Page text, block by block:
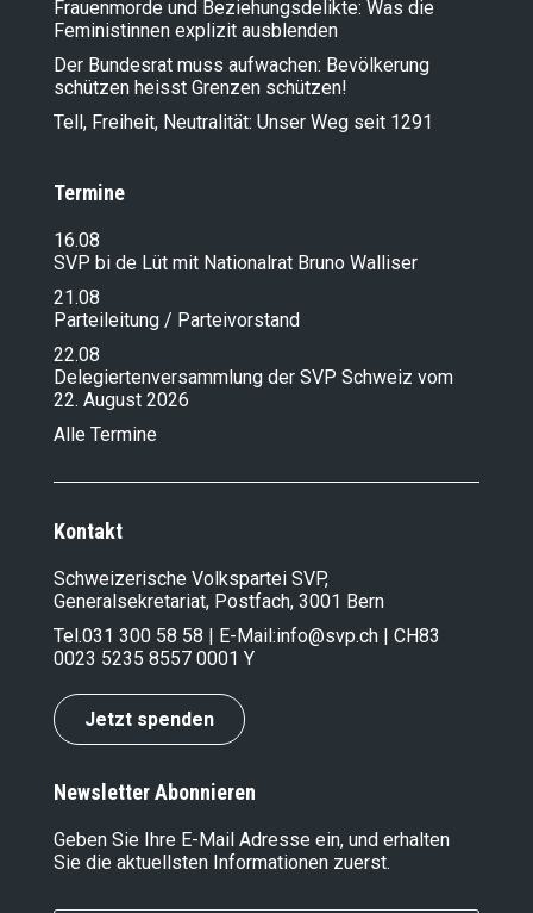
Frauenmorde und Beziehungsdelikte: Was die
Feministinnen explizit ausblenden
Der Bundesrat muss aufwachen: Bevölkerung
schützen heisst Grenzen schützen!
Tell, Freiheit, Neutralität: Unser Weg seit 1291
Termine
16.08
SVP bi de Lüt mit Nationalrat Bruno Walliser
21.08
Parteileitung / Parteivorstand
22.08
Delegiertenversammlung der SVP Schweiz vom
22. August 2026
Alle Termine
Kontakt
Schweizerische Volkspartei SVP,
Generalsekretariat, Postfach, 3001 Bern
Tel.031 300 58 58 | E-Mail:info@svp.ch | CH83
0023 5235 8557 0001 Y
Jetzt spenden
Newsletter Abonnieren
Geben Sie Ihre E-Mail Adresse ein, und erhalten
Sie die aktuellsten Informationen zuerst.